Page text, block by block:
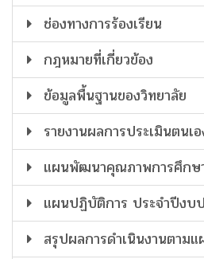
ช่องทางการร้องเรียน
กฎหมายที่เกี่ยวข้อง
ข้อมูลพื้นฐานของวิทยาลัย
รายงานผลการประเมินตนเ
แผนพัฒนาคุณภาพการศึกษ
แผนปฏิบัติการ ประจำปีงบ
สรุปผลการดำเนินงานตามแ